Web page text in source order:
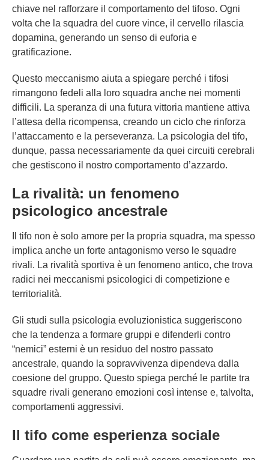
chiave nel rafforzare il comportamento del tifoso. Ogni
volta che la squadra del cuore vince, il cervello rilascia
dopamina, generando un senso di euforia e
gratificazione.
Questo meccanismo aiuta a spiegare perché i tifosi
rimangono fedeli alla loro squadra anche nei momenti
difficili. La speranza di una futura vittoria mantiene attiva
l’attesa della ricompensa, creando un ciclo che rinforza
l’attaccamento e la perseveranza. La psicologia del tifo,
dunque, passa necessariamente da quei circuiti cerebrali
che gestiscono il nostro comportamento d’azzardo.
La rivalità: un fenomeno
psicologico ancestrale
Il tifo non è solo amore per la propria squadra, ma spesso
implica anche un forte antagonismo verso le squadre
rivali. La rivalità sportiva è un fenomeno antico, che trova
radici nei meccanismi psicologici di competizione e
territorialità.
Gli studi sulla psicologia evoluzionistica suggeriscono
che la tendenza a formare gruppi e difenderli contro
“nemici” esterni è un residuo del nostro passato
ancestrale, quando la sopravvivenza dipendeva dalla
coesione del gruppo. Questo spiega perché le partite tra
squadre rivali generano emozioni così intense e, talvolta,
comportamenti aggressivi.
Il tifo come esperienza sociale